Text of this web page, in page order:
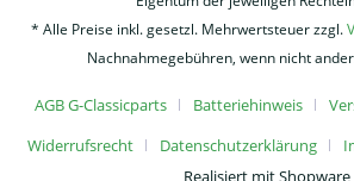
* Alle Preise inkl. gesetzl. Mehrwertsteuer zzgl.
Nachnahmegebühren, wenn nicht
AGB G-Classicparts Batteriehinweis
Widerrufsrecht
Datenschutzerklärung
Realisiert mit Shopware